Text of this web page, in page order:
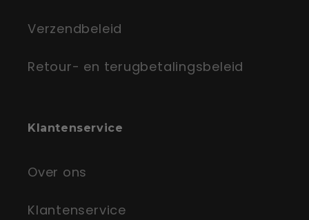
Verzendbeleid
Retour- en terugbetalingsbeleid
Klantenservice
Over ons
Klantenservice